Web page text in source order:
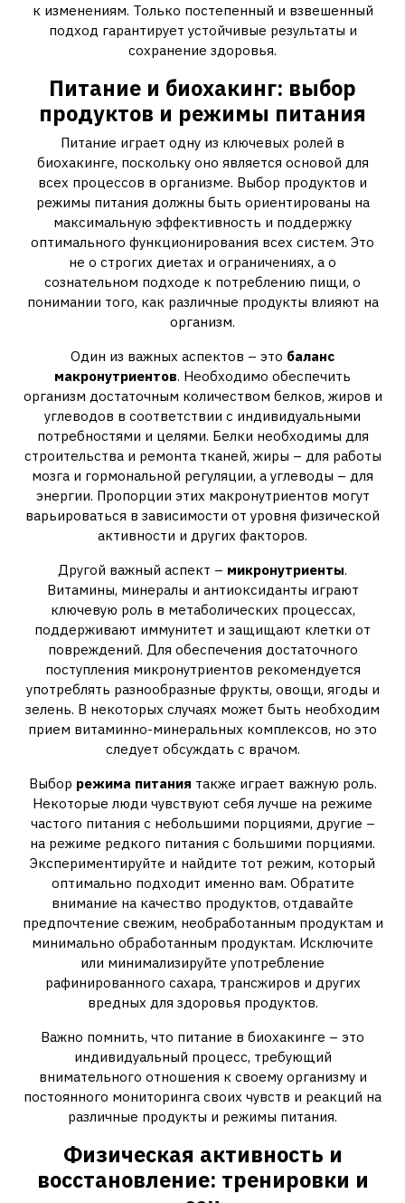
к изменениям. Только постепенный и взвешенный
подход гарантирует устойчивые результаты и
сохранение здоровья.
Питание и биохакинг: выбор
продуктов и режимы питания
Питание играет одну из ключевых ролей в
биохакинге, поскольку оно является основой для
всех процессов в организме. Выбор продуктов и
режимы питания должны быть ориентированы на
максимальную эффективность и поддержку
оптимального функционирования всех систем. Это
не о строгих диетах и ограничениях, а о
сознательном подходе к потреблению пищи, о
понимании того, как различные продукты влияют на
организм.
Один из важных аспектов – это баланс
макронутриентов. Необходимо обеспечить
организм достаточным количеством белков, жиров и
углеводов в соответствии с индивидуальными
потребностями и целями. Белки необходимы для
строительства и ремонта тканей, жиры – для работы
мозга и гормональной регуляции, а углеводы – для
энергии. Пропорции этих макронутриентов могут
варьироваться в зависимости от уровня физической
активности и других факторов.
Другой важный аспект – микронутриенты.
Витамины, минералы и антиоксиданты играют
ключевую роль в метаболических процессах,
поддерживают иммунитет и защищают клетки от
повреждений. Для обеспечения достаточного
поступления микронутриентов рекомендуется
употреблять разнообразные фрукты, овощи, ягоды и
зелень. В некоторых случаях может быть необходим
прием витаминно-минеральных комплексов, но это
следует обсуждать с врачом.
Выбор режима питания также играет важную роль.
Некоторые люди чувствуют себя лучше на режиме
частого питания с небольшими порциями, другие –
на режиме редкого питания с большими порциями.
Экспериментируйте и найдите тот режим, который
оптимально подходит именно вам. Обратите
внимание на качество продуктов, отдавайте
предпочтение свежим, необработанным продуктам и
минимально обработанным продуктам. Исключите
или минимализируйте употребление
рафинированного сахара, трансжиров и других
вредных для здоровья продуктов.
Важно помнить, что питание в биохакинге – это
индивидуальный процесс, требующий
внимательного отношения к своему организму и
постоянного мониторинга своих чувств и реакций на
различные продукты и режимы питания.
Физическая активность и
восстановление: тренировки и